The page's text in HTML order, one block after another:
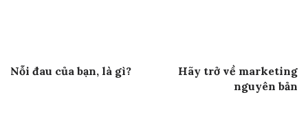
Post
navigation
Nỗi đau của bạn, là gì?
Hãy trở về marketing
nguyên bản